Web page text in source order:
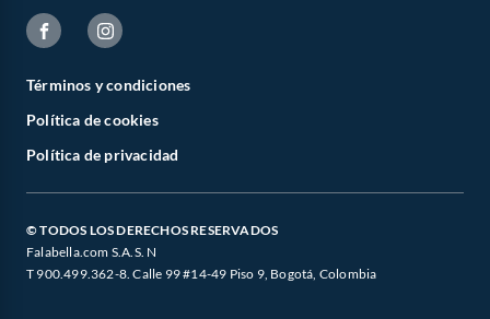
Términos y condiciones
Política de cookies
Política de privacidad
© TODOS LOS DERECHOS RESERVADOS
Falabella.com S.A.S. N
T 900.499.362-8. Calle 99 #14-49 Piso 9, Bogotá, Colombia